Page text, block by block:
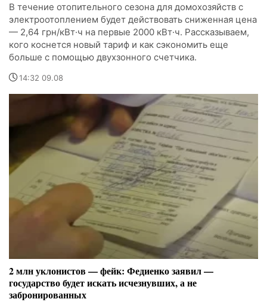
В течение отопительного сезона для домохозяйств с
электроотоплением будет действовать сниженная цена
— 2,64 грн/кВт·ч на первые 2000 кВт·ч. Рассказываем,
кого коснется новый тариф и как сэкономить еще
больше с помощью двухзонного счетчика.
14:32 09.08
2 млн уклонистов — фейк: Федиенко заявил —
государство будет искать исчезнувших, а не
забронированных